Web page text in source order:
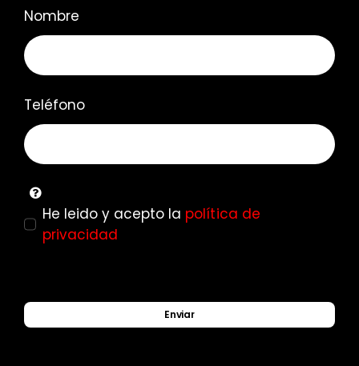
Nombre
Teléfono
He leido y acepto la política de
privacidad
Enviar